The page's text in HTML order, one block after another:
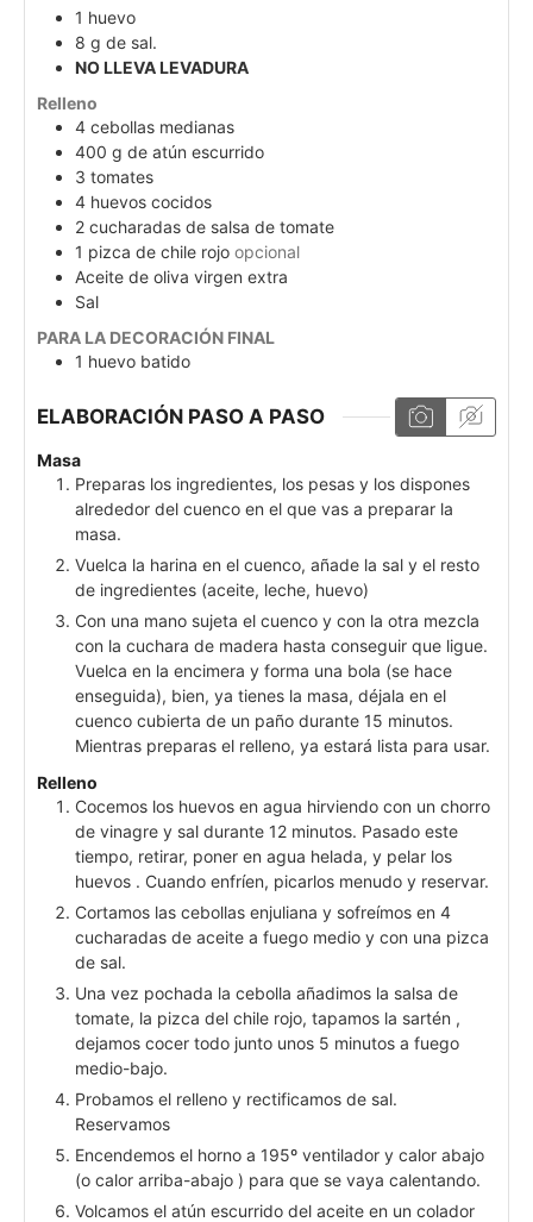
1 huevo
8 g de sal.
NO LLEVA LEVADURA
Relleno
4 cebollas medianas
400 g de atún escurrido
3 tomates
4 huevos cocidos
2 cucharadas de salsa de tomate
1 pizca de chile rojo opcional
Aceite de oliva virgen extra
Sal
PARA LA DECORACIÓN FINAL
1 huevo batido
ELABORACIÓN PASO A PASO
Masa
Preparas los ingredientes, los pesas y los dispones
alrededor del cuenco en el que vas a preparar la
masa.
Vuelca la harina en el cuenco, añade la sal y el resto
de ingredientes (aceite, leche, huevo)
Con una mano sujeta el cuenco y con la otra mezcla
con la cuchara de madera hasta conseguir que ligue.
Vuelca en la encimera y forma una bola (se hace
enseguida), bien, ya tienes la masa, déjala en el
cuenco cubierta de un paño durante 15 minutos.
Mientras preparas el relleno, ya estará lista para usar.
Relleno
Cocemos los huevos en agua hirviendo con un chorro
de vinagre y sal durante 12 minutos. Pasado este
tiempo, retirar, poner en agua helada, y pelar los
huevos . Cuando enfríen, picarlos menudo y reservar.
Cortamos las cebollas enjuliana y sofreímos en 4
cucharadas de aceite a fuego medio y con una pizca
de sal.
Una vez pochada la cebolla añadimos la salsa de
tomate, la pizca del chile rojo, tapamos la sartén ,
dejamos cocer todo junto unos 5 minutos a fuego
medio-bajo.
Probamos el relleno y rectificamos de sal.
Reservamos
Encendemos el horno a 195º ventilador y calor abajo
(o calor arriba-abajo ) para que se vaya calentando.
Volcamos el atún escurrido del aceite en un colador